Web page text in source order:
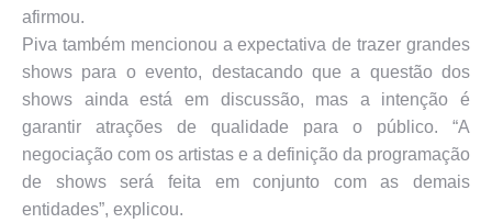
afirmou.
Piva também mencionou a expectativa de trazer grandes
shows para o evento, destacando que a questão dos
shows ainda está em discussão, mas a intenção é
garantir atrações de qualidade para o público. “A
negociação com os artistas e a definição da programação
de shows será feita em conjunto com as demais
entidades”, explicou.